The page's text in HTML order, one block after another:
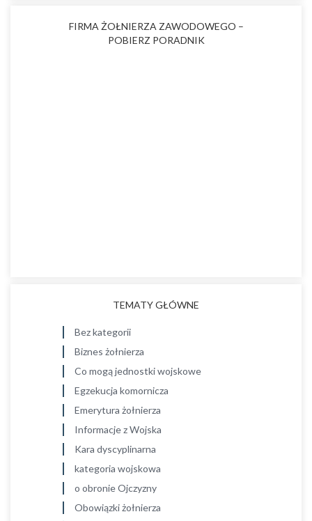
FIRMA ŻOŁNIERZA ZAWODOWEGO –
POBIERZ PORADNIK
TEMATY GŁÓWNE
Bez kategorii
Biznes żołnierza
Co mogą jednostki wojskowe
Egzekucja komornicza
Emerytura żołnierza
Informacje z Wojska
Kara dyscyplinarna
kategoria wojskowa
o obronie Ojczyzny
Obowiązki żołnierza